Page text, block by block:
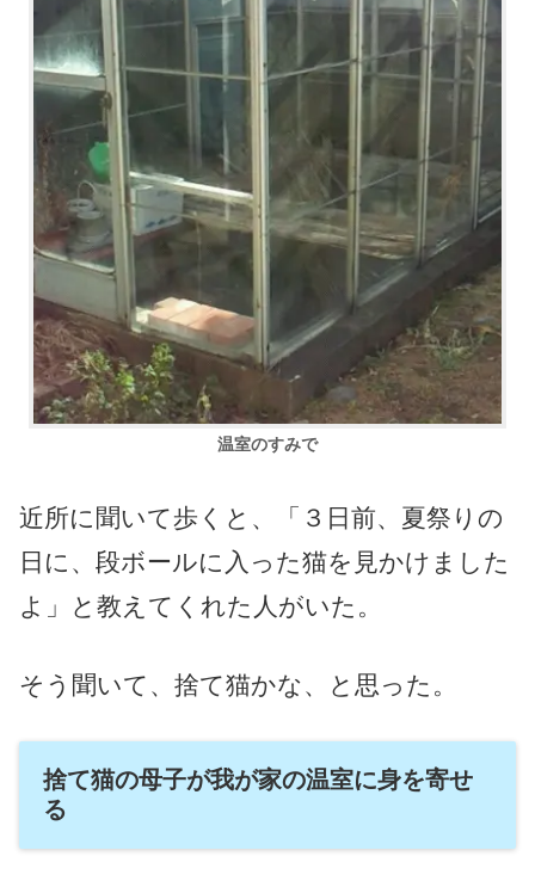
温室のすみで
近所に聞いて歩くと、「３日前、夏祭りの
日に、段ボールに入った猫を見かけました
よ」と教えてくれた人がいた。
そう聞いて、捨て猫かな、と思った。
捨て猫の母子が我が家の温室に身を寄せ
る